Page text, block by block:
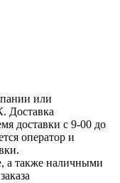
или
Доставка
доставки с 9-00 до
оператор и
а также наличными